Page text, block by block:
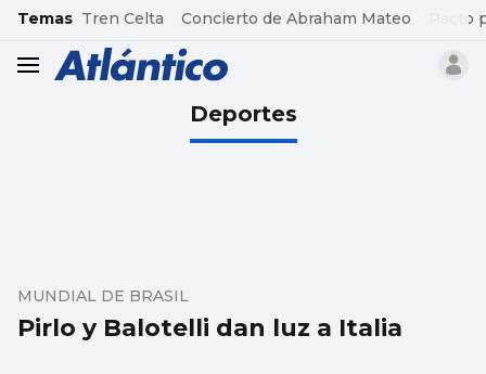
common.go-to-content
Temas Tren Celta Concierto de Abraham Mateo Pacto
header.menu.open
Deportes
Pirlo y Balotelli dan luz a Italia
MUNDIAL DE BRASIL